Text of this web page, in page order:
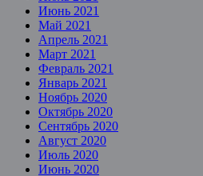
Июнь 2021
Май 2021
Апрель 2021
Март 2021
Февраль 2021
Январь 2021
Ноябрь 2020
Октябрь 2020
Сентябрь 2020
Август 2020
Июль 2020
Июнь 2020